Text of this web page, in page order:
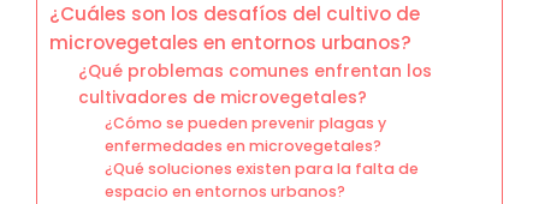
¿Cuáles son los desafíos del cultivo de
microvegetales en entornos urbanos?
¿Qué problemas comunes enfrentan los
cultivadores de microvegetales?
¿Cómo se pueden prevenir plagas y
enfermedades en microvegetales?
¿Qué soluciones existen para la falta de
espacio en entornos urbanos?